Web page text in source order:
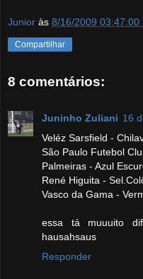
Junior às 8/16/2009 03:47:00
Compartilhar
8 comentários:
Juninho Zuliani 16
Veléz Sarsfield -
São Paulo Futebol
Palmeiras - Azul
René Higuita -
Vasco da Gama -
essa tá muuuito
hausahsaus
Responder